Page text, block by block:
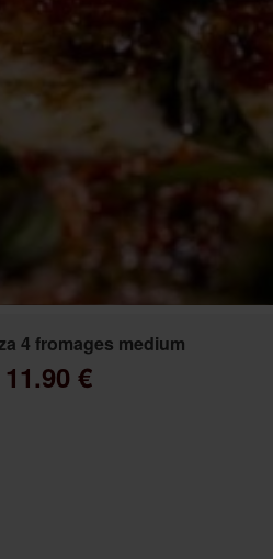
4 fromages medium
11.90 €